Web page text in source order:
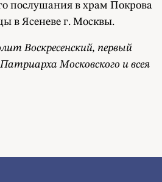
послушания в храм Покрова
в Ясеневе г. Москвы.
Воскресенский, первый
Московского и всея